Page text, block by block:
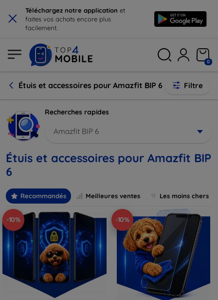
× Téléchargez notre application et
faites vos achats encore plus
facilement.
0
Étuis et accessoires pour Amazfit BIP 6 Filtre
Recherches rapides
Amazfit BIP 6
Étuis et accessoires pour Amazfit BIP
6
Recommandés Meilleures ventes Les moins chers
-10% -10%